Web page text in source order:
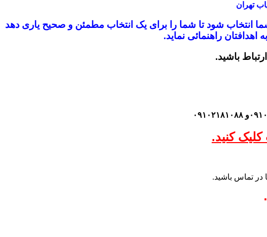
تهران
انتخاب شودتا شما را برای یک انتخاب مطمئن و صحیح یاری دهد
راهنمائی نماید.
باشید.
کنید.
در تماس باشید.